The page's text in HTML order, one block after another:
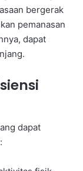
bergerak
pemanasan
dapat
dapat